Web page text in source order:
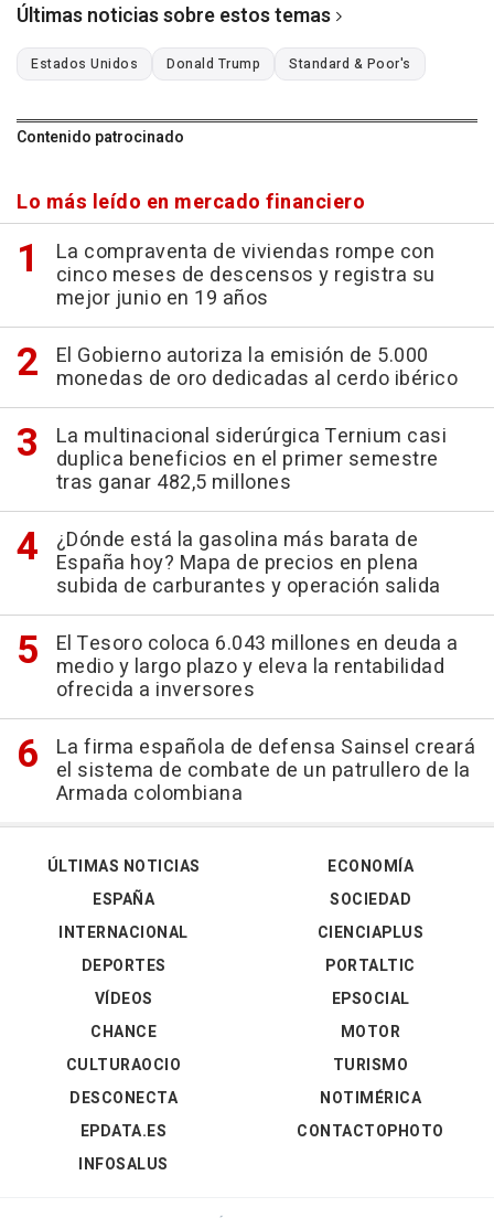
Últimas noticias sobre estos temas
Estados Unidos Donald Trump Standard & Poor's
Contenido patrocinado
Lo más leído en mercado financiero
La compraventa de viviendas rompe con
cinco meses de descensos y registra su
mejor junio en 19 años
El Gobierno autoriza la emisión de 5.000
monedas de oro dedicadas al cerdo ibérico
La multinacional siderúrgica Ternium casi
duplica beneficios en el primer semestre
tras ganar 482,5 millones
¿Dónde está la gasolina más barata de
España hoy? Mapa de precios en plena
subida de carburantes y operación salida
El Tesoro coloca 6.043 millones en deuda a
medio y largo plazo y eleva la rentabilidad
ofrecida a inversores
La firma española de defensa Sainsel creará
el sistema de combate de un patrullero de la
Armada colombiana
ÚLTIMAS NOTICIAS
ESPAÑA
INTERNACIONAL
DEPORTES
VÍDEOS
ECONOMÍA
SOCIEDAD
CIENCIAPLUS
PORTALTIC
EPSOCIAL
CHANCE
CULTURAOCIO
DESCONECTA
EPDATA.ES
INFOSALUS
MOTOR
TURISMO
NOTIMÉRICA
CONTACTOPHOTO